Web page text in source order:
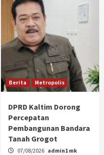
Berita Metropolis
DPRD Kaltim Dorong
Percepatan
Pembangunan Bandara
Tanah Grogot
07/08/2026 admin1 mk